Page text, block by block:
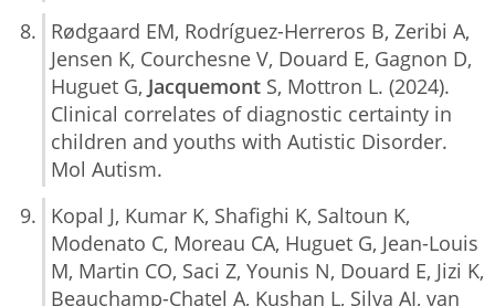
Rødgaard EM, Rodríguez-Herreros B, Zeribi A,
Jensen K, Courchesne V, Douard E, Gagnon D,
Huguet G, Jacquemont S, Mottron L. (2024).
Clinical correlates of diagnostic certainty in
children and youths with Autistic Disorder.
Mol Autism.
Kopal J, Kumar K, Shafighi K, Saltoun K,
Modenato C, Moreau CA, Huguet G, Jean-Louis
M, Martin CO, Saci Z, Younis N, Douard E, Jizi K,
Beauchamp-Chatel A, Kushan L, Silva AI, van